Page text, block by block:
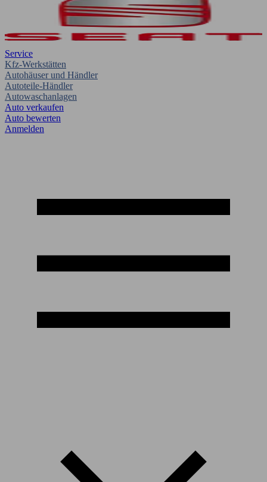
Service
Kfz-Werkstätten
Autohäuser und Händler
Autoteile-Händler
Autowaschanlagen
Auto verkaufen
Auto bewerten
Anmelden